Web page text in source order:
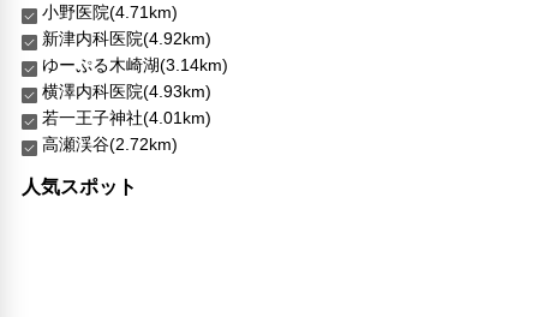
荷物預かりサービス
コンシェルジュ
館内ショップ
エレベーター
ランドリーサービス
車椅子OK
小野医院(4.71km)
新津内科医院(4.92km)
ゆーぷる木崎湖(3.14km)
横澤内科医院(4.93km)
若一王子神社(4.01km)
高瀬渓谷(2.72km)
人気スポット